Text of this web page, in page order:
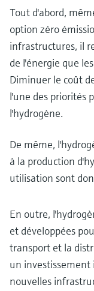
Tout d'abord,
option zéro
infrastructures, il
de l'énergie que
Diminuer le coût
l'une des priorités
l'hydrogène.
De même,
à la production
utilisation sont
En outre,
et développées
transport et la
un
nouvelles